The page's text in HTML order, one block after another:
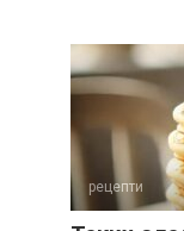
рецепти